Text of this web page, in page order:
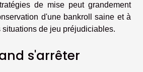
de mise peut grandement
d'une bankroll saine et à
situations de jeu préjudiciables.
s'arrêter